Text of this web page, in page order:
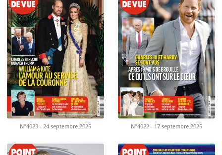
N°4023 - 24 septembre 2025 N°4022 - 17 septembre 2025